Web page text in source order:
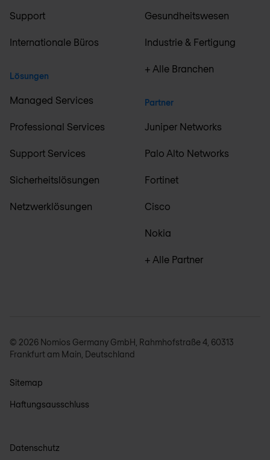
Support
Internationale Büros
Lösungen
Managed Services
Professional Services
Support Services
Sicherheitslösungen
Netzwerklösungen
Gesundheitswesen
Industrie & Fertigung
+ Alle Branchen
Partner
Juniper Networks
Palo Alto Networks
Fortinet
Cisco
Nokia
+ Alle Partner
© 2026 Nomios Germany GmbH, Rahmhofstraße 4, 60313
Frankfurt am Main, Deutschland
Sitemap
Haftungsausschluss
Datenschutz